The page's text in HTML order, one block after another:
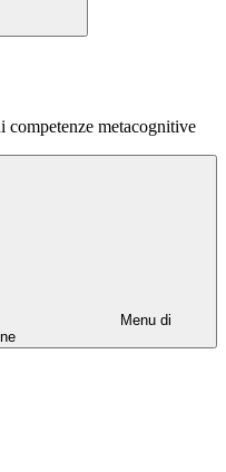
metacognitive
Menu di